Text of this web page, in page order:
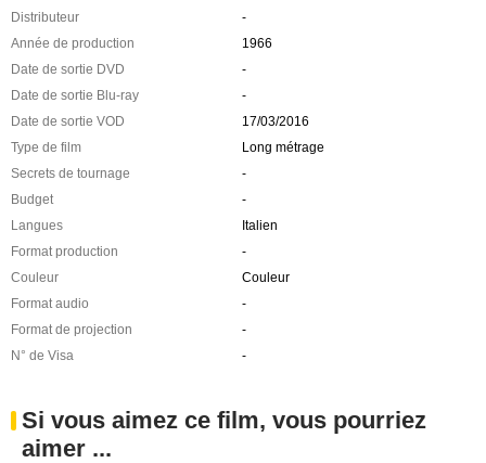
Distributeur
-
Année de production
1966
Date de sortie DVD
-
Date de sortie Blu-ray
-
Date de sortie VOD
17/03/2016
Type de film
Long métrage
Secrets de tournage
-
Budget
-
Langues
Italien
Format production
-
Couleur
Couleur
Format audio
-
Format de projection
-
N° de Visa
-
Si vous aimez ce film, vous pourriez
aimer ...